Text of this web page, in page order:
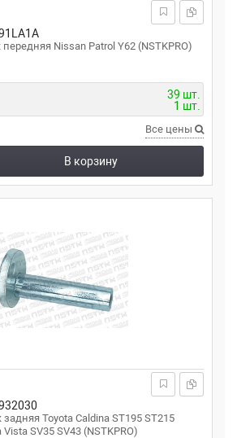
Nissan Patrol Y62 (NSTKPRO)
39 шт.
1 шт.
Все цены
В корзину
Toyota Caldina ST195 ST215
SV35 SV43 (NSTKPRO)